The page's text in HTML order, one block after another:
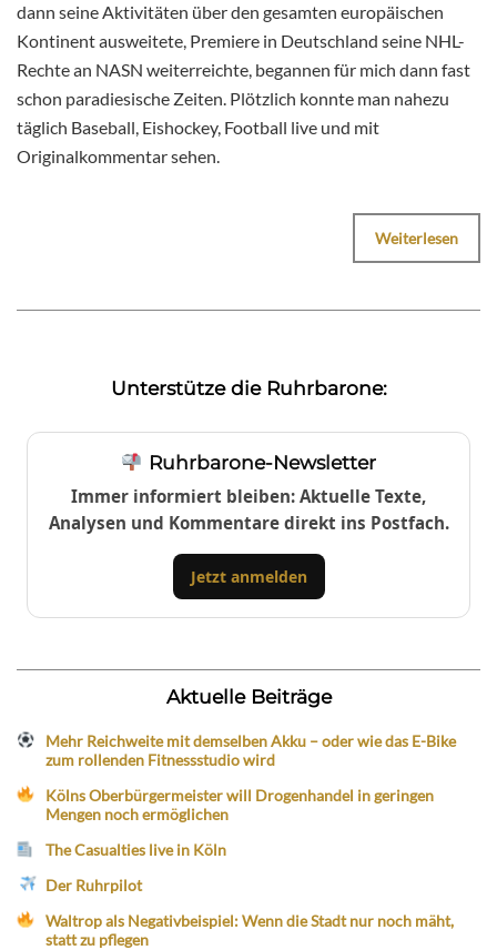
dann seine Aktivitäten über den gesamten europäischen
Kontinent ausweitete, Premiere in Deutschland seine NHL-
Rechte an NASN weiterreichte, begannen für mich dann fast
schon paradiesische Zeiten. Plötzlich konnte man nahezu
täglich Baseball, Eishockey, Football live und mit
Originalkommentar sehen.
Weiterlesen
Unterstütze die Ruhrbarone:
Ruhrbarone-Newsletter
Immer informiert bleiben: Aktuelle Texte,
Analysen und Kommentare direkt ins Postfach.
Jetzt anmelden
Aktuelle Beiträge
Mehr Reichweite mit demselben Akku – oder wie das E-Bike
zum rollenden Fitnessstudio wird
Kölns Oberbürgermeister will Drogenhandel in geringen
Mengen noch ermöglichen
The Casualties live in Köln
Der Ruhrpilot
Waltrop als Negativbeispiel: Wenn die Stadt nur noch mäht,
statt zu pflegen